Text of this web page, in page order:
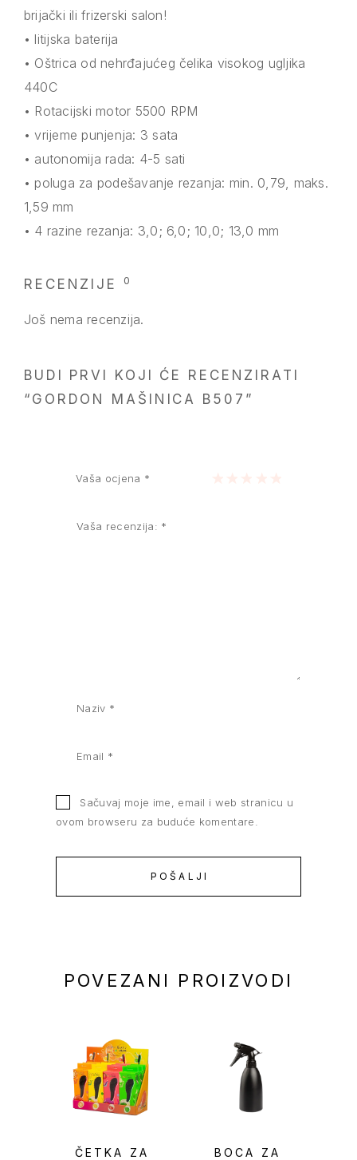
brijački ili frizerski salon!
• litijska baterija
• Oštrica od nehrđajućeg čelika visokog ugljika
440C
• Rotacijski motor 5500 RPM
• vrijeme punjenja: 3 sata
• autonomija rada: 4-5 sati
• poluga za podešavanje rezanja: min. 0,79, maks.
1,59 mm
• 4 razine rezanja: 3,0; 6,0; 10,0; 13,0 mm
RECENZIJE 0
Još nema recenzija.
BUDI PRVI KOJI ĆE RECENZIRATI
“GORDON MAŠINICA B507”
Vaša ocjena *
Sačuvaj moje ime, email i web stranicu u
ovom browseru za buduće komentare.
POVEZANI PROIZVODI
ČETKA ZA
BOCA ZA